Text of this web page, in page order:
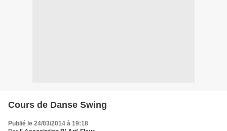
Cours de Danse Swing
Publié le 24/03/2014 à 19:18